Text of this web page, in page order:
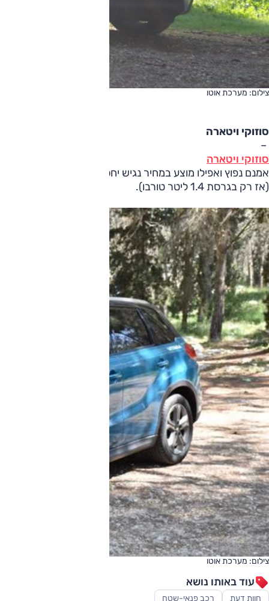
צילום: מערכת אוטו
סוזוקי ויטארה
–
סוזוקי ויטארה
(אז רק בגרסת 1.4 ליטר טורבו).
צילום: מערכת אוטו
עוד באותו נושא
חוות דעת רכב פנאי-שטח